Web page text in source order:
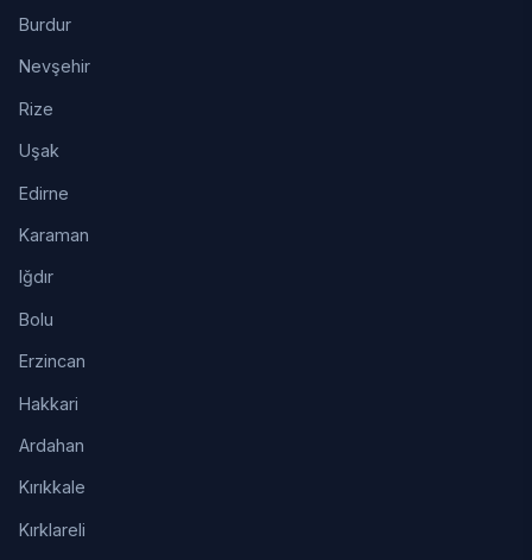
Burdur
Nevşehir
Rize
Uşak
Edirne
Karaman
Iğdır
Bolu
Erzincan
Hakkari
Ardahan
Kırıkkale
Kırklareli